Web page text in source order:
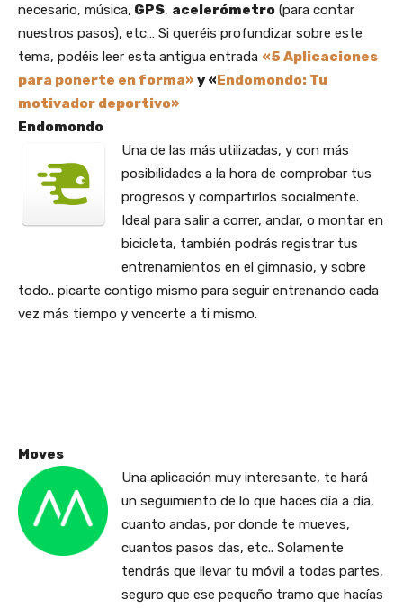
necesario, música, GPS, acelerómetro (para contar
nuestros pasos), etc… Si queréis profundizar sobre este
tema, podéis leer esta antigua entrada «5 Aplicaciones
para ponerte en forma» y «Endomondo: Tu
motivador deportivo»
Endomondo
Una de las más utilizadas, y con más
posibilidades a la hora de comprobar tus
progresos y compartirlos socialmente.
Ideal para salir a correr, andar, o montar en
bicicleta, también podrás registrar tus
entrenamientos en el gimnasio, y sobre
todo.. picarte contigo mismo para seguir entrenando cada
vez más tiempo y vencerte a ti mismo.
Moves
Una aplicación muy interesante, te hará
un seguimiento de lo que haces día a día,
cuanto andas, por donde te mueves,
cuantos pasos das, etc.. Solamente
tendrás que llevar tu móvil a todas partes,
seguro que ese pequeño tramo que hacías